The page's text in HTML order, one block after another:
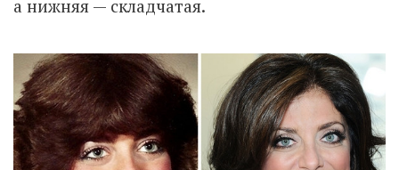
а нижняя — складчатая.